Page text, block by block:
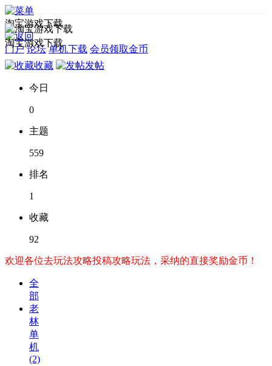
淘宝游戏下载
门户 论坛 单机下载 会员领取金币
淘宝游戏下载
收藏 发帖
今日
0
主题
559
排名
1
收藏
92
欢迎各位去玩法攻略投稿攻略玩法，采纳的直接奖励金币！
全
部
老
林
单
机
(2)